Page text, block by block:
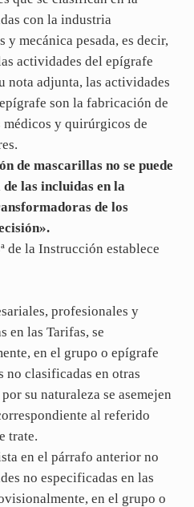
con la industria
y mecánica pesada, es decir,
actividades del epígrafe
nota adjunta, las actividades
son la fabricación de
y quirúrgicos de
de mascarillas no se puede
las incluidas en la
de los
de la Instrucción establece
profesionales y
en las Tarifas, se
en el grupo o epígrafe
no clasificadas en otras
su naturaleza se asemejen
al referido
trate.
en el párrafo anterior no
no especificadas en las
en el grupo o